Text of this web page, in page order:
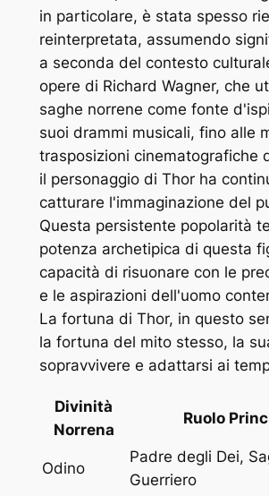
in particolare, è stata spesso
reinterpretata, assumendo
a seconda del contesto
opere di Richard Wagner, che
saghe norrene come fonte
suoi drammi musicali, fino alle
trasposizioni cinematografiche
il personaggio di Thor ha
catturare l'immaginazione del
Questa persistente popolarità
potenza archetipica di questa
capacità di risuonare con le
e le aspirazioni dell'uomo
La fortuna di Thor, in questo
la fortuna del mito stesso, la
sopravvivere e adattarsi ai
Divinità
Norrena
Ruolo
Odino
Padre degli Dei,
Guerriero